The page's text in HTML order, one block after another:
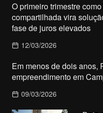
O primeiro trimestre
compartilhada vira
fase de juros elevados
12/03/2026
Em menos de dois anos,
empreendimento em
09/03/2026